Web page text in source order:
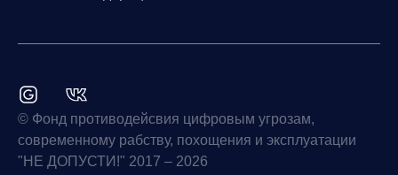
© Фонд противодейсвия цифровым угрозам,
современному рабству, похощения и эксплуатации
"НЕ ДОПУСТИ!" 2017 – 2026